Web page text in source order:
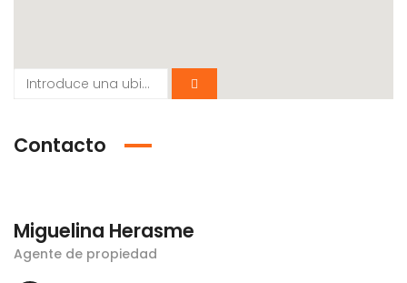
Contacto
Miguelina Herasme
Agente de propiedad